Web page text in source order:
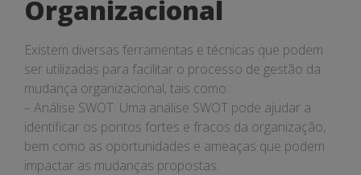
Organizacional
Existem diversas ferramentas e técnicas que podem
ser utilizadas para facilitar o processo de gestão da
mudança organizacional, tais como:
– Análise SWOT: Uma análise SWOT pode ajudar a
identificar os pontos fortes e fracos da organização,
bem como as oportunidades e ameaças que podem
impactar as mudanças propostas.